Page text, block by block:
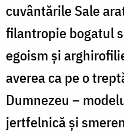
cuvântările Sale
filantropie bogatul
egoism și
averea ca pe o
Dumnezeu –
jertfelnică și